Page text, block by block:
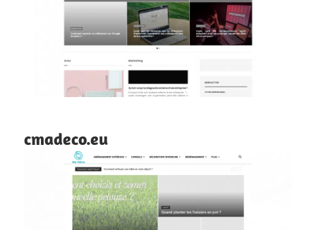
cmadeco.eu